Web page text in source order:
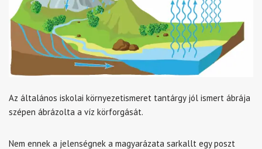
Az általános iskolai környezetismeret tantárgy jól ismert ábrája
szépen ábrázolta a víz körforgását.
Nem ennek a jelenségnek a magyarázata sarkallt egy poszt